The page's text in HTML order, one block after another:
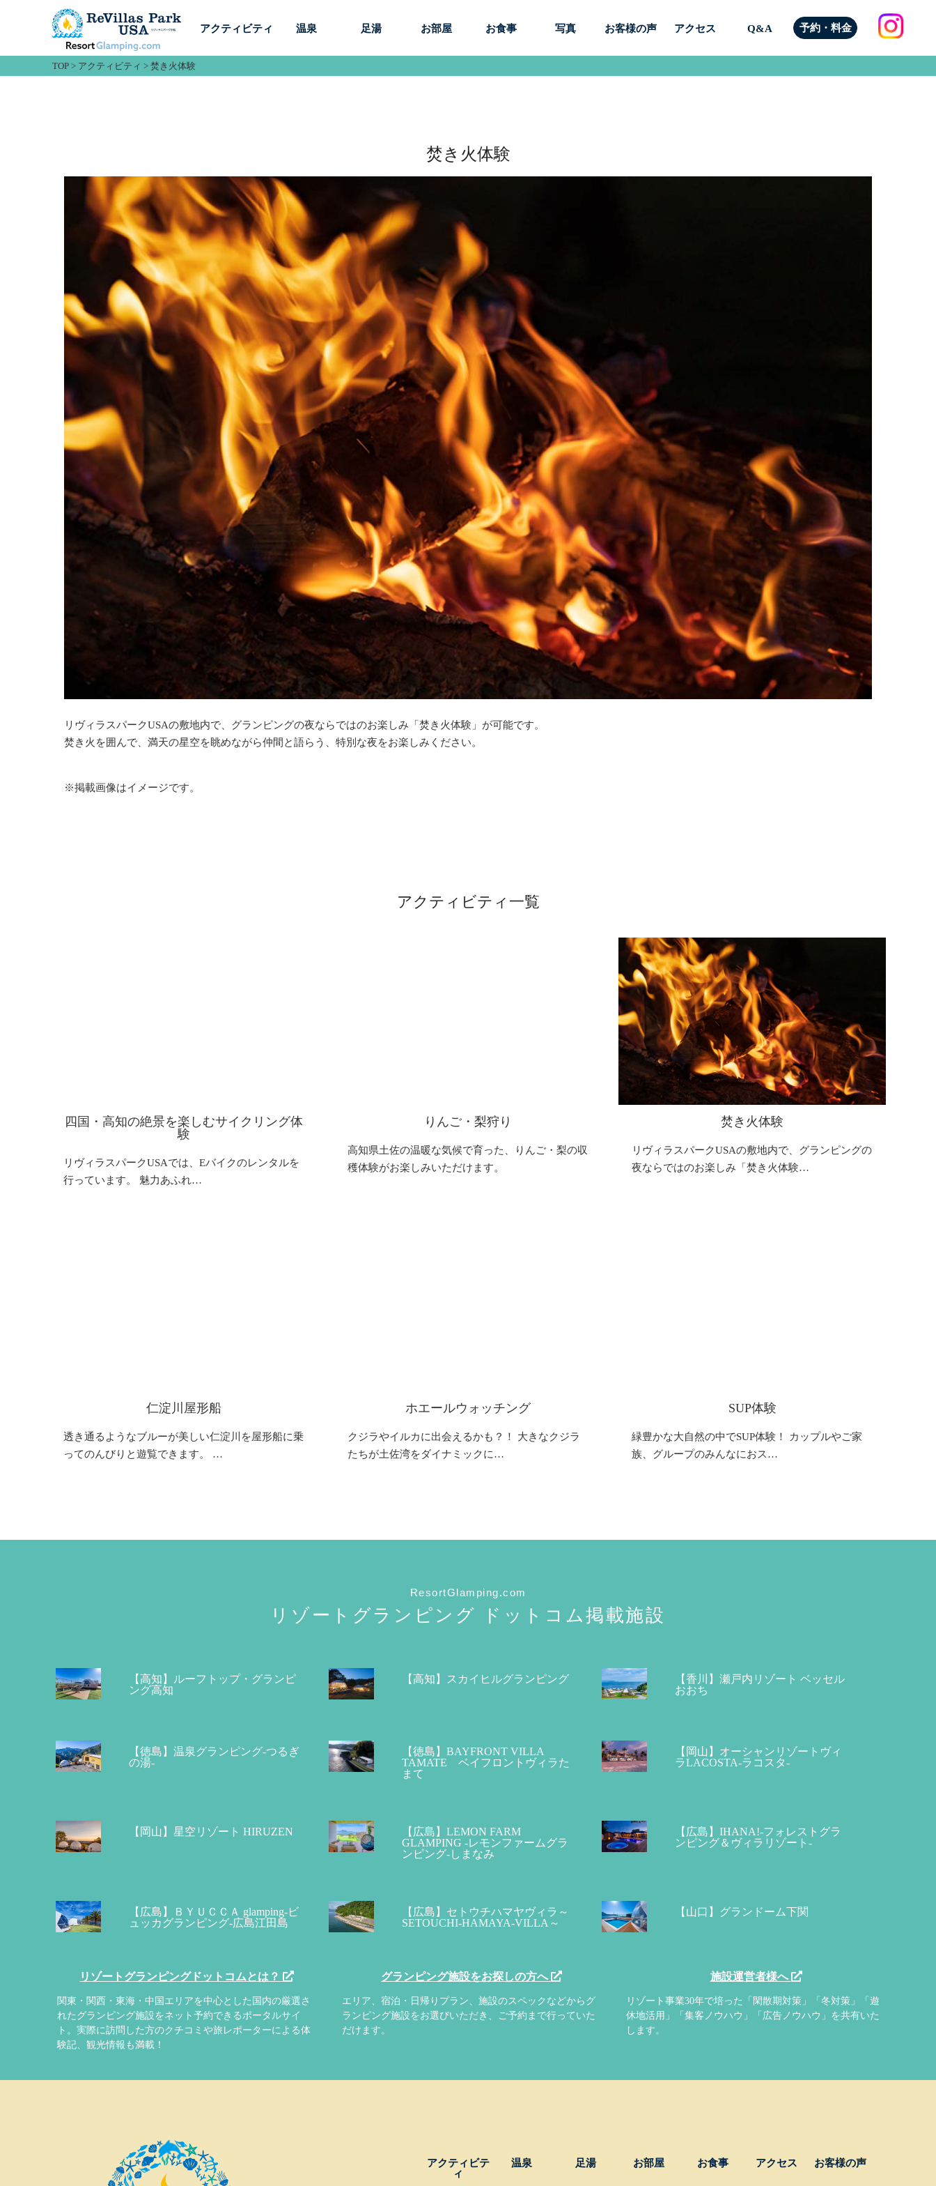
アクティビティ 温泉 足湯 お部屋 お食事 写真 お客様の声 アクセス Q&A 予約・料金
TOP> アクティビティ > 焚き火体験
焚き火体験
リヴィラスパークUSAの敷地内で、グランピングの夜ならではのお楽しみ「焚き火体験」が可能です。
焚き火を囲んで、満天の星空を眺めながら仲間と語らう、特別な夜をお楽しみください。
※掲載画像はイメージです。
アクティビティ一覧
四国・高知の絶景を楽しむサイクリング体
験
リヴィラスパークUSAでは、Eバイクのレンタルを
行っています。 魅力あふれ…
りんご・梨狩り
高知県土佐の温暖な気候で育った、りんご・梨の収
穫体験がお楽しみいただけます。
焚き火体験
リヴィラスパークUSAの敷地内で、グランピングの
夜ならではのお楽しみ「焚き火体験…
仁淀川屋形船
透き通るようなブルーが美しい仁淀川を屋形船に乗
ってのんびりと遊覧できます。 …
ホエールウォッチング
クジラやイルカに出会えるかも？！ 大きなクジラ
たちが土佐湾をダイナミックに…
SUP体験
緑豊かな大自然の中でSUP体験！ カップルやご家
族、グループのみんなにおス…
ResortGlamping.com
リゾートグランピング ドットコム掲載施設
【高知】ルーフトップ・グランピ
ング高知
【高知】スカイヒルグランピング
【香川】瀬戸内リゾート ベッセル
おおち
【徳島】温泉グランピング-つるぎ
の湯-
【徳島】BAYFRONT VILLA
TAMATE ベイフロントヴィラた
まて
【岡山】オーシャンリゾートヴィ
ラLACOSTA-ラコスタ-
【岡山】星空リゾート HIRUZEN
【広島】LEMON FARM
GLAMPING -レモンファームグラ
ンピング-しまなみ
【広島】IHANA!-フォレストグラ
ンピング＆ヴィラリゾート-
【広島】ＢＹＵＣＣＡ glamping-ビ
ュッカグランピング-広島江田島
【広島】セトウチハマヤヴィラ～
SETOUCHI-HAMAYA-VILLA～
【山口】グランドーム下関
リゾートグランピングドットコムとは？
関東・関西・東海・中国エリアを中心とした国内の厳選さ
れたグランピング施設をネット予約できるポータルサイ
ト。実際に訪問した方のクチコミや旅レポーターによる体
験記、観光情報も満載！
グランピング施設をお探しの方へ
エリア、宿泊・日帰りプラン、施設のスペックなどからグ
ランピング施設をお選びいただき、ご予約まで行っていた
だけます。
施設運営者様へ
リゾート事業30年で培った「閑散期対策」「冬対策」「遊
休地活用」「集客ノウハウ」「広告ノウハウ」を共有いた
します。
アクティビテ
ィ
温泉 足湯 お部屋 お食事 アクセス お客様の声